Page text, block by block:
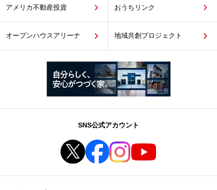
アメリカ不動産投資 おうちリンク
オープンハウスアリーナ 地域共創プロジェクト
SNS公式アカウント